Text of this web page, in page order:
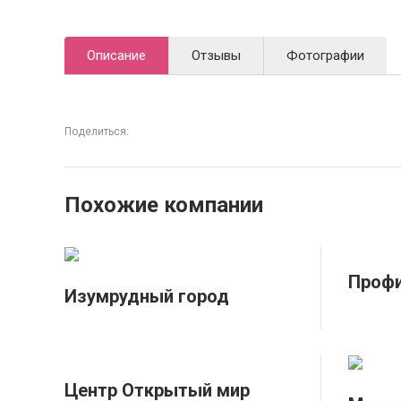
Описание Отзывы Фотографии
Поделиться:
Похожие компании
Изумрудный город
Центр Открытый мир